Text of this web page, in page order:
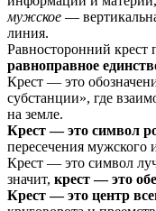
мужское —
линия.
Равносторонний крест
равноправное
Крест — это
субстанции», где
на земле.
Крест — это символ
пересечения мужского
Крест — это символ
значит, крест — это
Крест — это центр